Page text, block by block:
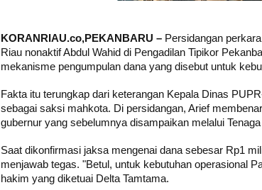
KORANRIAU.co,PEKANBARU – Persidangan
Riau nonaktif Abdul Wahid di Pengadilan Tipikor
mekanisme pengumpulan dana yang disebut untuk
Fakta itu terungkap dari keterangan Kepala Dinas
sebagai saksi mahkota. Di persidangan, Arief
gubernur yang sebelumnya disampaikan melalui
Saat dikonfirmasi jaksa mengenai dana sebesar Rp1
menjawab tegas. "Betul, untuk kebutuhan operasional
hakim yang diketuai Delta Tamtama.